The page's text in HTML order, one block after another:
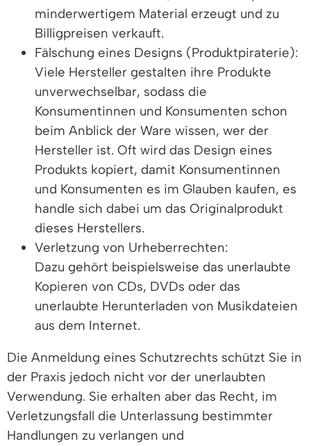
minderwertigem Material erzeugt und zu
Billigpreisen verkauft.
Fälschung eines Designs (Produktpiraterie):
Viele Hersteller gestalten ihre Produkte
unverwechselbar, sodass die
Konsumentinnen und Konsumenten schon
beim Anblick der Ware wissen, wer der
Hersteller ist. Oft wird das Design eines
Produkts kopiert, damit Konsumentinnen
und Konsumenten es im Glauben kaufen, es
handle sich dabei um das Originalprodukt
dieses Herstellers.
Verletzung von Urheberrechten:
Dazu gehört beispielsweise das unerlaubte
Kopieren von CDs, DVDs oder das
unerlaubte Herunterladen von Musikdateien
aus dem Internet.
Die Anmeldung eines Schutzrechts schützt Sie in
der Praxis jedoch nicht vor der unerlaubten
Verwendung. Sie erhalten aber das Recht, im
Verletzungsfall die Unterlassung bestimmter
Handlungen zu verlangen und